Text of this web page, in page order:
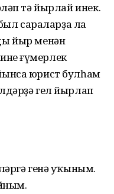
тә йырлай инек.
сараларҙа ла
йыр менән
ғүмерлек
юрист булһам
гел йырлап
генә уҡыным.